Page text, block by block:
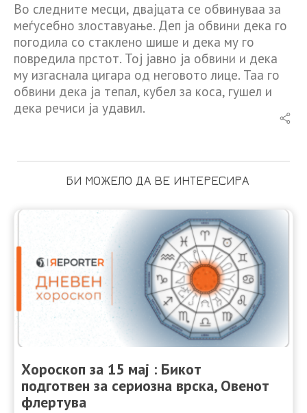
Во следните месци, двајцата се обвинуваа за
меѓусебно злоставуање. Деп ја обвини дека го
погодила со стаклено шише и дека му го
повредила прстот. Тој јавно ја обвини и дека
му изгаснала цигара од неговото лице. Таа го
обвини дека ја тепал, кубел за коса, гушел и
дека речиси ја удавил.
БИ МОЖЕЛО ДА ВЕ ИНТЕРЕСИРА
Хороскоп за 15 мај : Бикот
подготвен за сериозна врска, Овенот
флертува